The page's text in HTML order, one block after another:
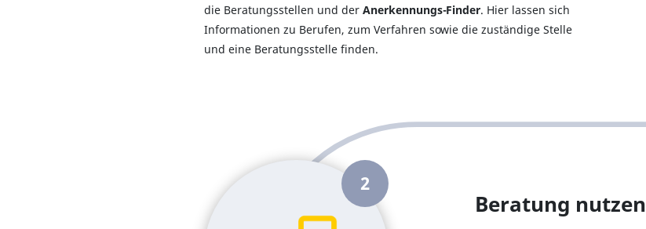
die Beratungsstellen und der Anerkennungs-Finder. Hier lassen sich
Informationen zu Berufen, zum Verfahren sowie die zuständige Stelle
und eine Beratungsstelle finden.
Beratung nutzen
2